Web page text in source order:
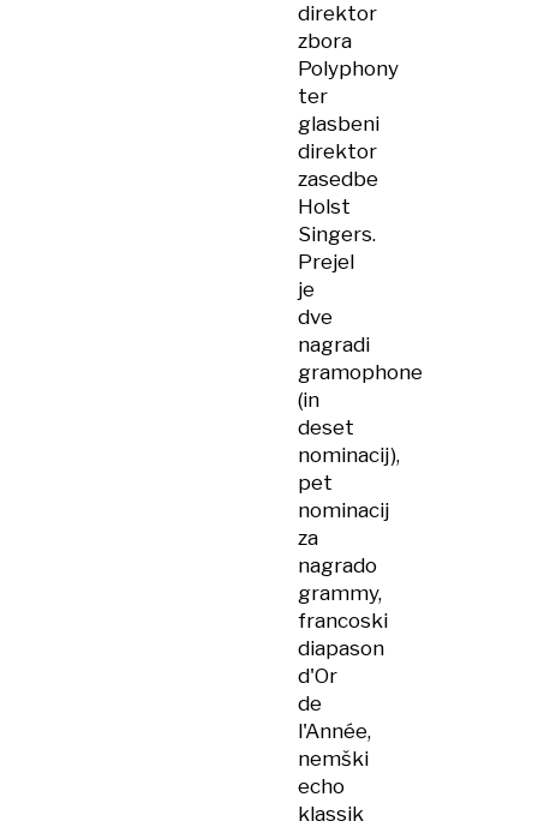
direktor
zbora
Polyphony
ter
glasbeni
direktor
zasedbe
Holst
Singers.
Prejel
je
dve
nagradi
gramophone
(in
deset
nominacij),
pet
nominacij
za
nagrado
grammy,
francoski
diapason
d'Or
de
l'Année,
nemški
echo
klassik